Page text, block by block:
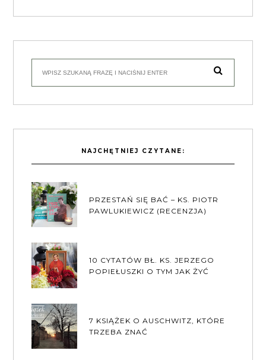
NAJCHĘTNIEJ CZYTANE:
PRZESTAŃ SIĘ BAĆ – KS. PIOTR
PAWLUKIEWICZ (RECENZJA)
10 CYTATÓW BŁ. KS. JERZEGO
POPIEŁUSZKI O TYM JAK ŻYĆ
7 KSIĄŻEK O AUSCHWITZ, KTÓRE
TRZEBA ZNAĆ